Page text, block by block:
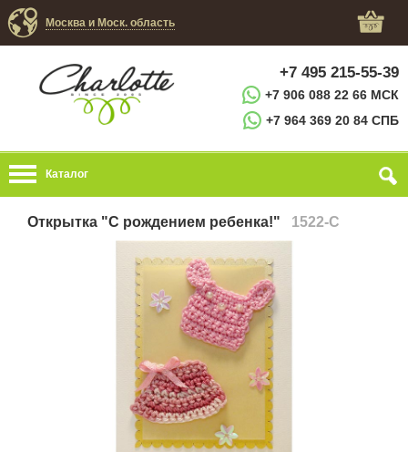
Москва и Моск. область
+7 495 215-55-39
+7 906 088 22 66 МСК
+7 964 369 20 84 СПБ
Каталог
Открытка "С рождением ребенка!" 1522-C